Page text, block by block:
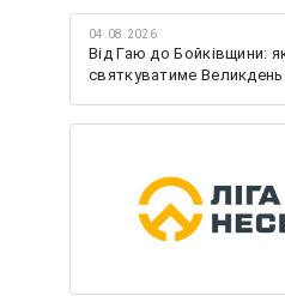
04.08.2026
Від Гаю до Бойківщини:
святкуватиме Великдень